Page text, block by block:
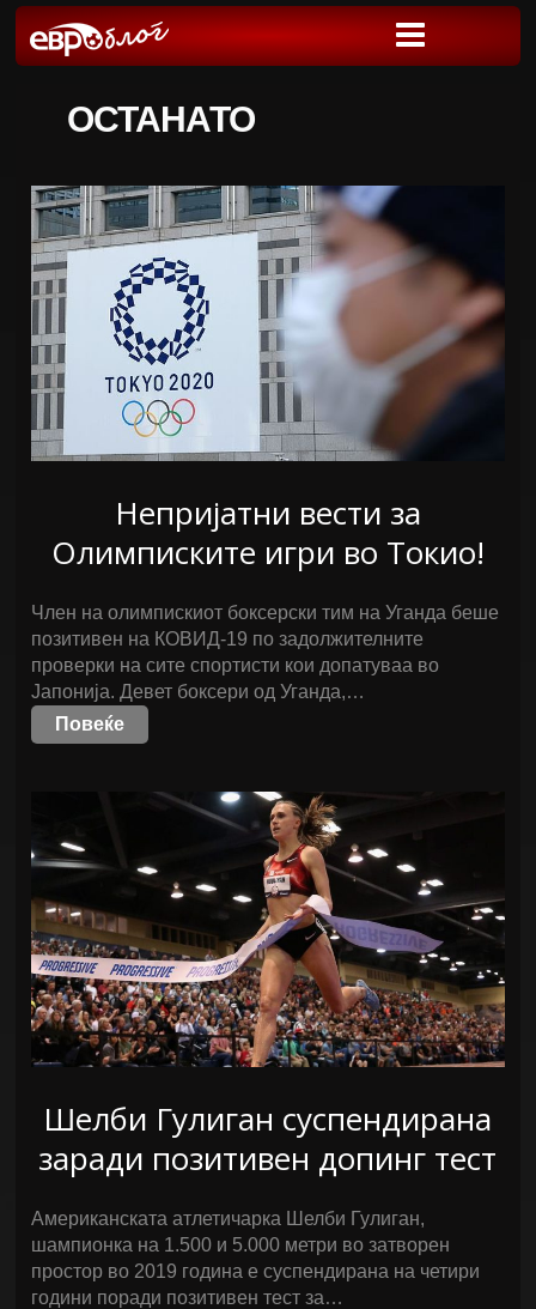
ОСТАНАТО
Непријатни вести за
Олимписките игри во Токио!
Член на олимпискиот боксерски тим на Уганда беше
позитивен на КОВИД-19 по задолжителните
проверки на сите спортисти кои допатуваа во
Јапонија. Девет боксери од Уганда,…
Повеќе
Шелби Гулиган суспендирана
заради позитивен допинг тест
Американската атлетичарка Шелби Гулиган,
шампионка на 1.500 и 5.000 метри во затворен
простор во 2019 година е суспендирана на четири
години поради позитивен тест за…